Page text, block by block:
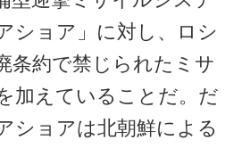
ショア」に対し、ロシ
条約で禁じられたミサ
加えていることだ。だ
ショアは北朝鮮による